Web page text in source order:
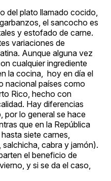
del plato llamado cocido,
el sancocho es
y estofado de carne.
variaciones de
Aunque alguna vez
cualquier ingrediente
la cocina, hoy en día el
nacional países como
Rico, hecho con
Hay diferencias
por lo general se hace
que en la República
siete carnes,
cabra y jamón).
el beneficio de
y si se da el caso,